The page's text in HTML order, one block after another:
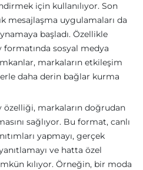
için kullanılıyor. Son
mesajlaşma uygulamaları da
başladı. Özellikle
sosyal medya
markaların etkileşim
daha derin bağlar kurma
markaların doğrudan
sağlıyor. Bu format, canlı
yapmayı, gerçek
ve hatta özel
kılıyor. Örneğin, bir moda